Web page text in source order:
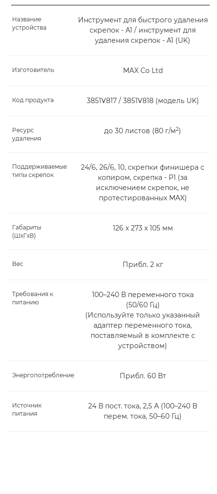
Название
устройства
Инструмент для быстрого удаления
скрепок - A1 / инструмент для
удаления скрепок - A1 (UK)
Изготовитель MAX Co Ltd
Код продукта 3851V817 / 3851V818 (модель UK)
Ресурс
удаления
до 30 листов (80 г/м2)
Поддерживаемые
типы скрепок
24/6, 26/6, 10, скрепки финишера с
копиром, скрепка - P1 (за
исключением скрепок, не
протестированных MAX)
Габариты
(ШxГxВ)
126 x 273 x 105 мм
Вес Прибл. 2 кг
Требования к
питанию
100–240 В переменного тока
(50/60 Гц)
(Используйте только указанный
адаптер переменного тока,
поставляемый в комплекте с
устройством)
Энергопотребление Прибл. 60 Вт
Источник
питания
24 В пост. тока, 2,5 А (100–240 В
перем. тока, 50–60 Гц)